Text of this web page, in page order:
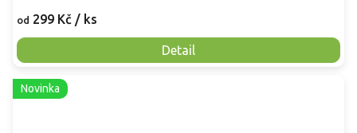
od 299 Kč / ks
Detail
Novinka